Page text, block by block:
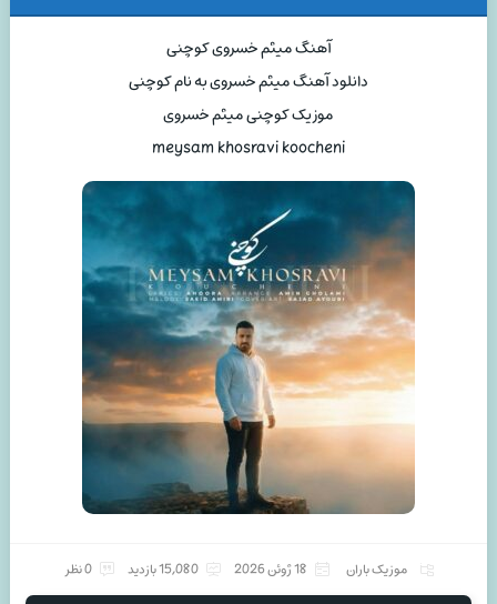
آهنگ میثم خسروی کوچنی
دانلود آهنگ میثم خسروی به نام کوچنی
موزیک کوچنی میثم خسروی
meysam khosravi koocheni
موزیک باران 18 ژوئن 2026 15,080 بازدید 0 نظر